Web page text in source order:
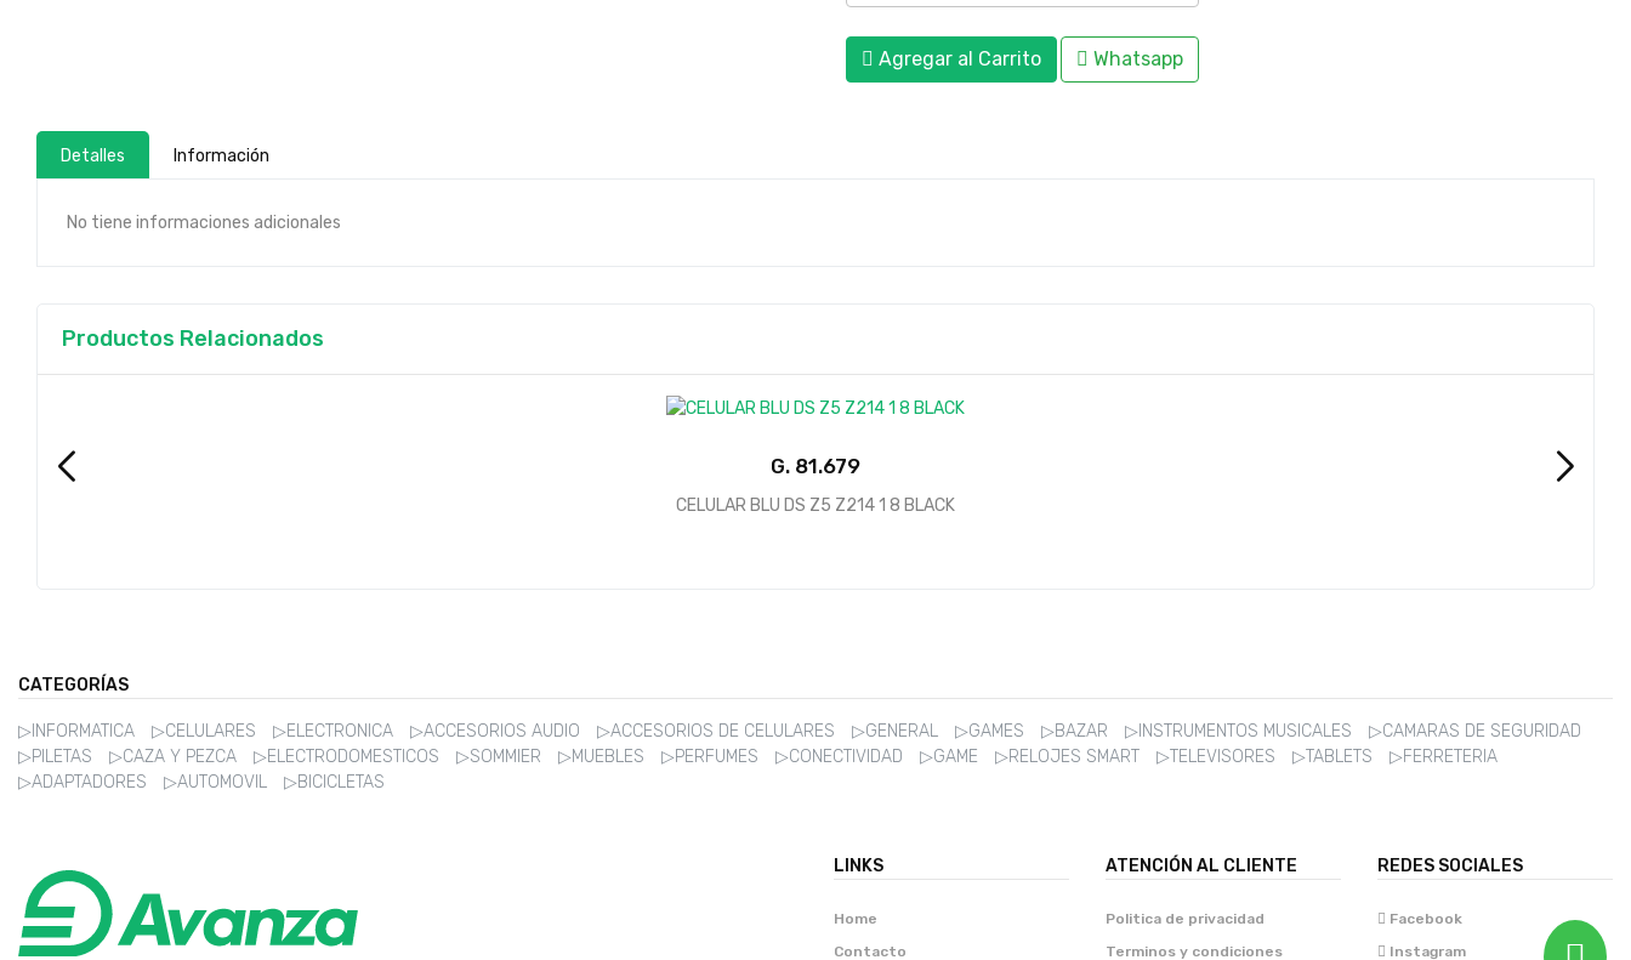
Agregar al Carrito Whatsapp
Detalles Información
No tiene informaciones adicionales
Productos Relacionados
G.
CELULAR BLU DS Z5 Z214 1 8 BLACK
CATEGORÍAS
▷INFORMATICA ▷CELULARES ▷ELECTRONICA ▷ACCESORIOS AUDIO ▷ACCESORIOS DE CELULARES ▷GENERAL ▷GAMES ▷BAZAR ▷INSTRUMENTOS MUSICALES
▷CAMARAS DE SEGURIDAD
▷PILETAS
▷CAZA Y PEZCA ▷ELECTRODOMESTICOS ▷SOMMIER ▷MUEBLES ▷PERFUMES ▷CONECTIVIDAD ▷GAME ▷RELOJES SMART ▷TELEVISORES ▷TABLETS
▷FERRETERIA
▷ADAPTADORES
▷AUTOMOVIL ▷BICICLETAS
LINKS
Home
Contacto
ATENCIÓN AL CLIENTE
Politica de privacidad
Terminos y condiciones
REDES SOCIALES
Facebook
Instagram